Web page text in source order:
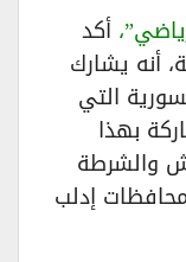
أكد
أنه يشارك
التي
بهذا
والشرطة
محافظات إدلب